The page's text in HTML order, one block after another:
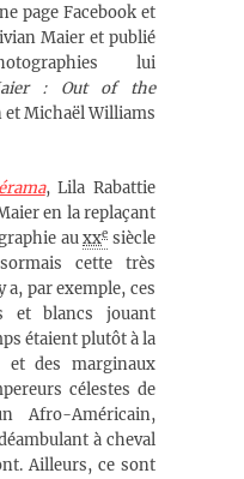
page Facebook et
Maier et publié
lui
: Out of the
et Michaël Williams
, Lila Rabattie
en la replaçant
auxxe siècle
cette très
par exemple, ces
et blancs jouant
étaient plutôt à la
et des marginaux
célestes de
Afro-Américain,
à cheval
Ailleurs, ce sont